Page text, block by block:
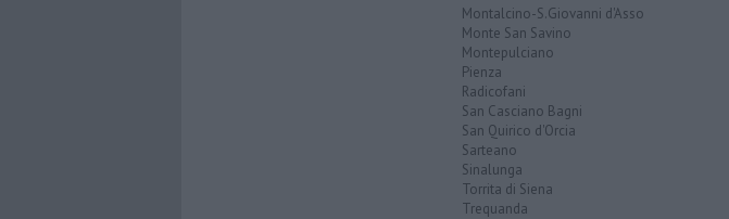
Montalcino-S.Giovanni d'Asso
Monte San Savino
Montepulciano
Pienza
Radicofani
San Casciano Bagni
San Quirico d'Orcia
Sarteano
Sinalunga
Torrita di Siena
Trequanda